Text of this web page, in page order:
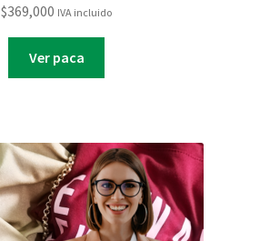
$369,000 IVA incluido
Ver paca